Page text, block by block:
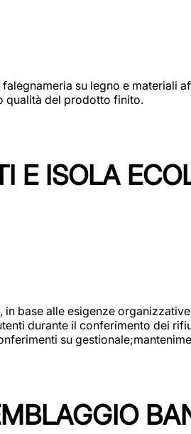
su legno e
qualità del prodotto finito.
E ISOLA
base alle esigenze
durante il conferimento dei
su